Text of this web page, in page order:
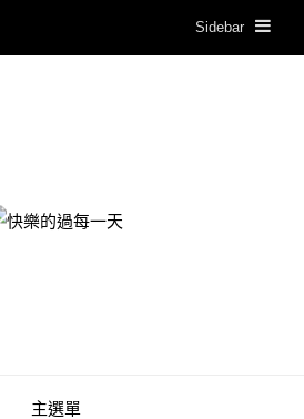
Sidebar
快樂的過每一天
主選單